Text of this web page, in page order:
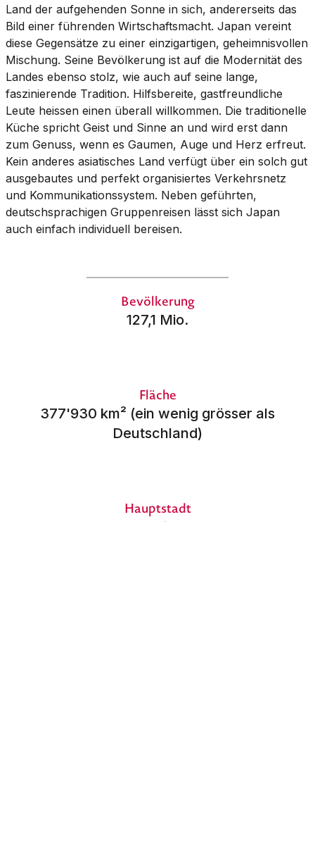
Land der aufgehenden Sonne in sich, andererseits das
Bild einer führenden Wirtschaftsmacht. Japan vereint
diese Gegensätze zu einer einzigartigen, geheimnisvollen
Mischung. Seine Bevölkerung ist auf die Modernität des
Landes ebenso stolz, wie auch auf seine lange,
faszinierende Tradition. Hilfsbereite, gastfreundliche
Leute heissen einen überall willkommen. Die traditionelle
Küche spricht Geist und Sinne an und wird erst dann
zum Genuss, wenn es Gaumen, Auge und Herz erfreut.
Kein anderes asiatisches Land verfügt über ein solch gut
ausgebautes und perfekt organisiertes Verkehrsnetz
und Kommunikationssystem. Neben geführten,
deutschsprachigen Gruppenreisen lässt sich Japan
auch einfach individuell bereisen.
Bevölkerung
127,1 Mio.
Fläche
377'930 km² (ein wenig grösser als
Deutschland)
Hauptstadt
Tokio